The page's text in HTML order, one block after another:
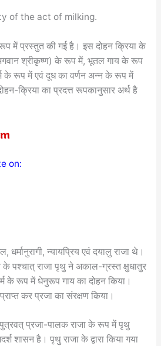
of the act of milking.
में प्रस्तुत की गई है। इस दोहन क्रिया के
श्रीकृष्ण) के रूप में, भूतल गाय के रूप
के रूप में एवं दूध का वर्णन अन्न के रूप में
क्रिया का प्रदत्त रूपकानुसार अर्थ है
on:
न्यायप्रिय एवं दयालु राजा थे।
के पश्चात् राजा पृथु ने अकाल-ग्रस्त क्षुधातुर
के रूप में धेनुरूप गाय का दोहन किया।
कर प्रजा का संरक्षण किया।
पुत्रवत् प्रजा-पालक राजा के रूप में पृथु
शासन है। पृथु राजा के द्वारा किया गया